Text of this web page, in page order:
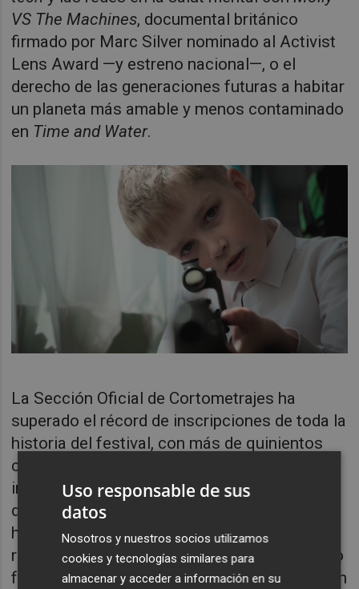
VS The Machines, documental británico
firmado por Marc Silver nominado al Activist
Lens Award —y estreno nacional—, o el
derecho de las generaciones futuras a habitar
un planeta más amable y menos contaminado
en Time and Water.
La Sección Oficial de Cortometrajes ha
superado el récord de inscripciones de toda la
historia del festival, con más de quinientos
cortometrajes de ficción y documentales
inscritos. El incremento de participación está
directamente relacionado con el impacto que
ha tenido en la industria audiovisual el
reconocimiento oficial de Humans Fest como
festival clasificador para los Premios Goya en
Uso responsable de sus
datos
Nosotros y nuestros socios utilizamos
cookies y tecnologías similares para
almacenar y acceder a información en su